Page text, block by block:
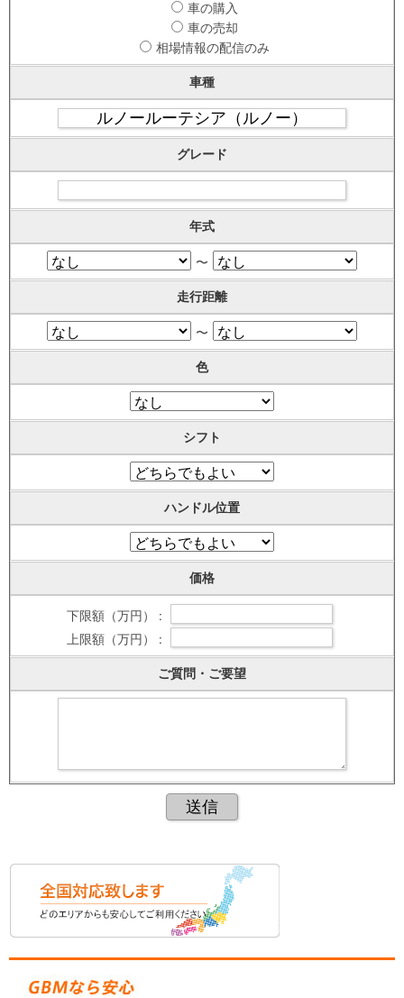
車の購入
車の売却
相場情報の配信のみ
車種
グレード
年式
〜
走行距離
〜
色
シフト
ハンドル位置
価格
下限額（万円） :
上限額（万円） :
ご質問・ご要望